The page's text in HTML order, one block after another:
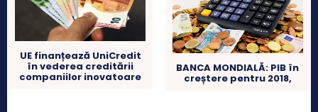
UE finanțează UniCredit
în vederea creditării
companiilor inovatoare
BANCA MONDIALĂ: PIB în
creștere pentru 2018,